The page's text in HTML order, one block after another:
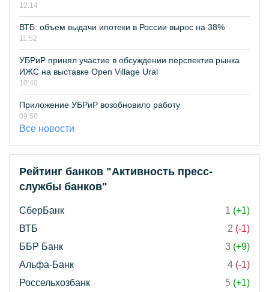
12:14
ВТБ: объем выдачи ипотеки в России вырос на 38%
11:52
УБРиР принял участие в обсуждении перспектив рынка
ИЖС на выставке Open Village Ural
10:40
Приложение УБРиР возобновило работу
09:50
Все новости
Рейтинг банков "Активность пресс-
службы банков"
СберБанк 1 (+1)
ВТБ
2 (-1)
ББР Банк
3 (+9)
Альфа-Банк
4 (-1)
Россельхозбанк
5 (+1)